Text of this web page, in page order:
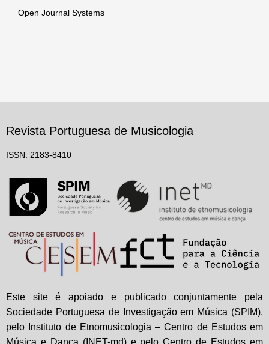
Open Journal Systems
Revista Portuguesa de Musicologia
ISSN: 2183-8410
Este site é apoiado e publicado conjuntamente pela
Sociedade Portuguesa de Investigação em Música (SPIM),
pelo
Instituto de Etnomusicologia – Centro de Estudos em
Música e Dança (INET-md)e peloCentro de Estudos em